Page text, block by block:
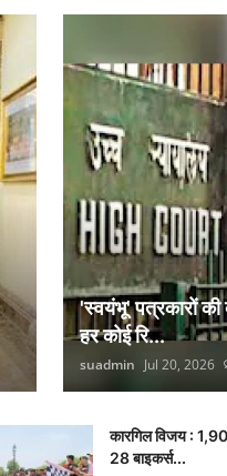
'स्वयंभू' पत्रकारों की
हर कोई रि...
suadmin Jul 20, 2026
कारगिल विजय :
28 बाइकर्स...